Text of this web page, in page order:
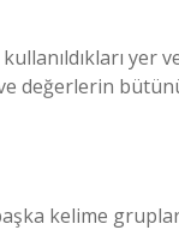
yer
değerlerin
kelime